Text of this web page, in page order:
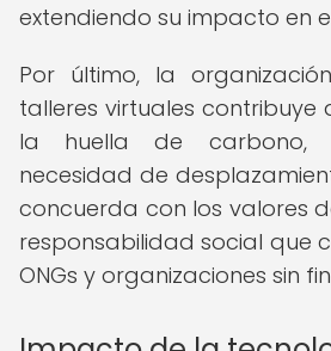
extendiendo su impacto en
Por último, la
talleres virtuales contribuye
la huella de carbono,
necesidad de
concuerda con los valores
responsabilidad social que
ONGs y organizaciones sin